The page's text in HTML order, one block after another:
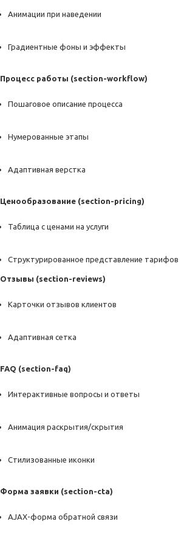
Анимации при наведении
Градиентные фоны и эффекты
Процесс работы (section-workflow)
Пошаговое описание процесса
Нумерованные этапы
Адаптивная верстка
Ценообразование (section-pricing)
Таблица с ценами на услуги
Структурированное представление тарифов
Отзывы (section-reviews)
Карточки отзывов клиентов
Адаптивная сетка
FAQ (section-faq)
Интерактивные вопросы и ответы
Анимация раскрытия/скрытия
Стилизованные иконки
Форма заявки (section-cta)
AJAX-форма обратной связи